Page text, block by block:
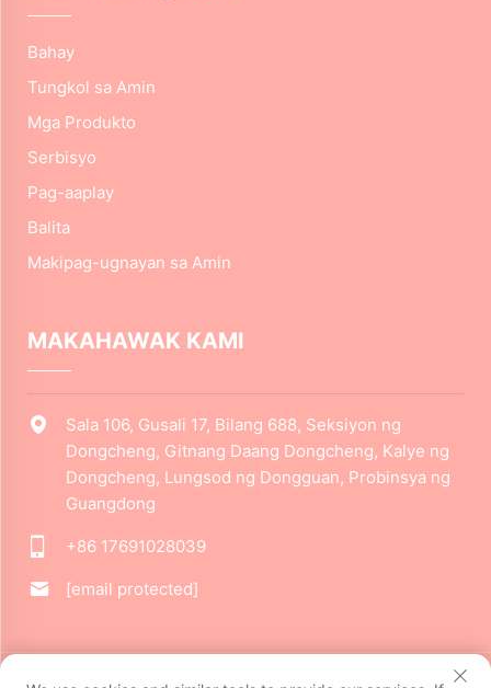
Bahay
Tungkol sa Amin
Mga Produkto
Serbisyo
Pag-aaplay
Balita
Makipag-ugnayan sa Amin
MAKAHAWAK KAMI
Sala 106, Gusali 17, Bilang 688, Seksiyon ng
Dongcheng, Gitnang Daang Dongcheng, Kalye ng
Dongcheng, Lungsod ng Dongguan, Probinsya ng
Guangdong
+86 17691028039
[email protected]
Kopirait © 2024 Dongguan Jiarui Cultural Creative Co., Ltd.